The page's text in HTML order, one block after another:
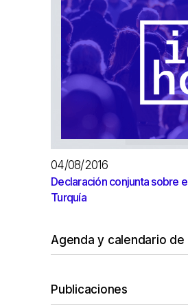
04/08/2016
Declaración conjunta sobre
Turquía
Agenda y calendario de
Publicaciones